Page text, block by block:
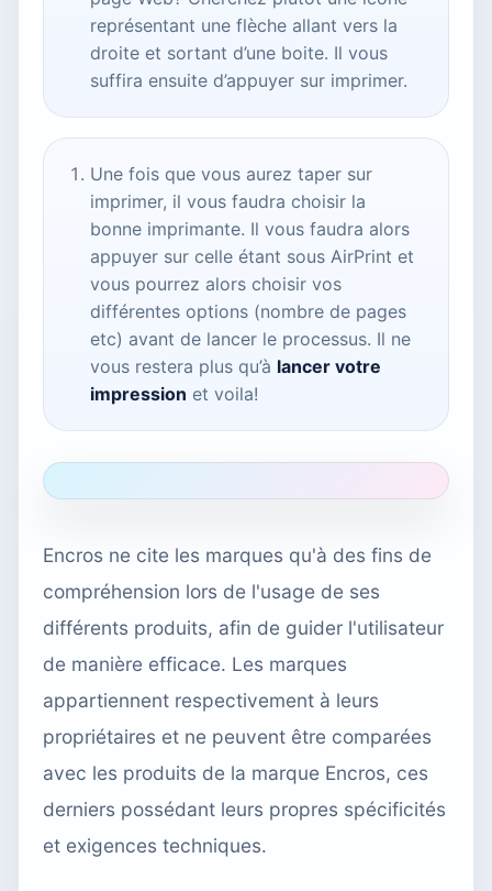
représentant une flèche allant vers la
droite et sortant d’une boite. Il vous
suffira ensuite d’appuyer sur imprimer.
Une fois que vous aurez taper sur
imprimer, il vous faudra choisir la
bonne imprimante. Il vous faudra alors
appuyer sur celle étant sous AirPrint et
vous pourrez alors choisir vos
différentes options (nombre de pages
etc) avant de lancer le processus. Il ne
vous restera plus qu’à lancer votre
impression et voila!
Encros ne cite les marques qu'à des fins de
compréhension lors de l'usage de ses
différents produits, afin de guider l'utilisateur
de manière efficace. Les marques
appartiennent respectivement à leurs
propriétaires et ne peuvent être comparées
avec les produits de la marque Encros, ces
derniers possédant leurs propres spécificités
et exigences techniques.